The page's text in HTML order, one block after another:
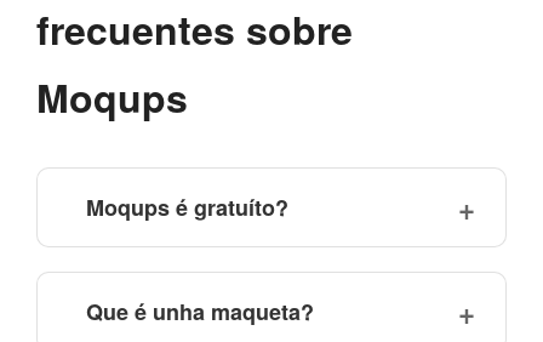
frecuentes sobre
Moqups
Moqups é gratuíto?
Que é unha maqueta?